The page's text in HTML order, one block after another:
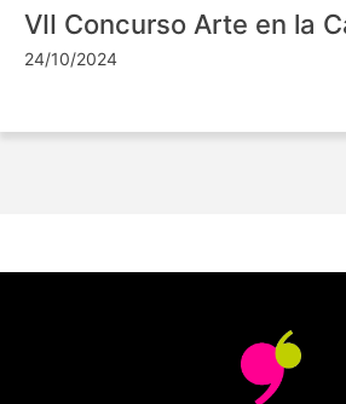
VII Concurso Arte en la
24/10/2024